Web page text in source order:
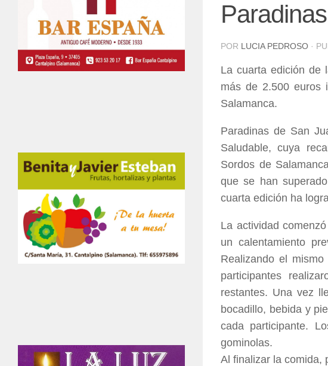
POR LUCIA PEDROSO ·
La cuarta edición de
más de 2.500 euros
Salamanca.
Paradinas de San
Saludable, cuya
Sordos de
que se han
cuarta edición ha
La actividad
un calentamiento
Realizando el
participantes
restantes. Una vez
bocadillo, bebida y
cada participante.
gominolas.
Al finalizar la comida,